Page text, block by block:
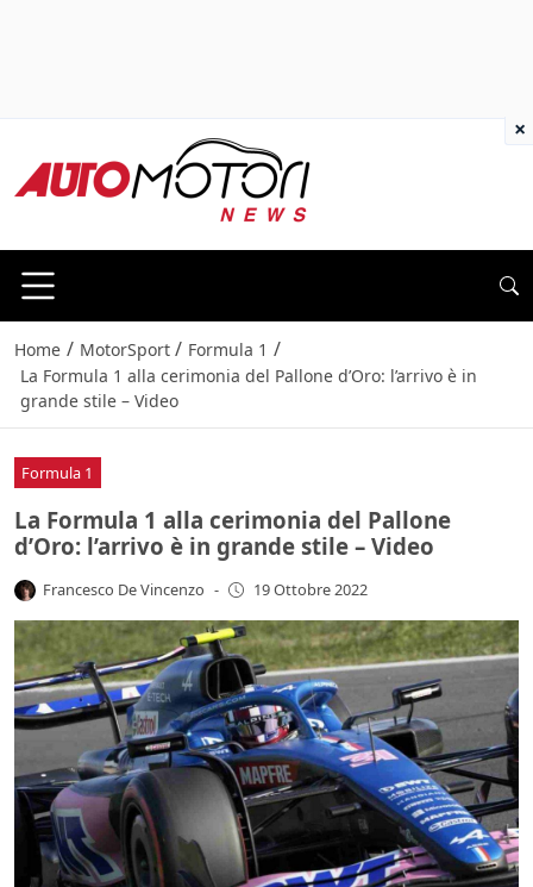
Home / MotorSport / Formula 1 /
La Formula 1 alla cerimonia del Pallone d’Oro: l’arrivo è in
grande stile – Video
Formula 1
La Formula 1 alla cerimonia del Pallone
d’Oro: l’arrivo è in grande stile – Video
Francesco De Vincenzo - 19 Ottobre 2022
×